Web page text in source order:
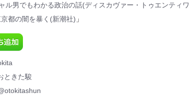
ル男でもわかる政治の話(ディスカヴァー・トゥエンティワ
都の闇を暴く(新潮社) 」
ときた駿